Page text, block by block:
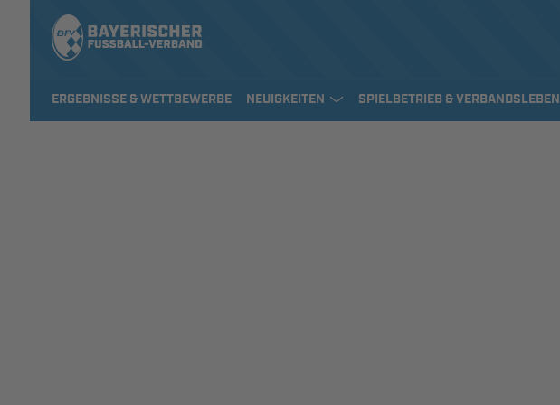
ERGEBNISSE & WETTBEWERBE NEUIGKEITEN SPIELBETRIEB & VERBANDSLEBEN